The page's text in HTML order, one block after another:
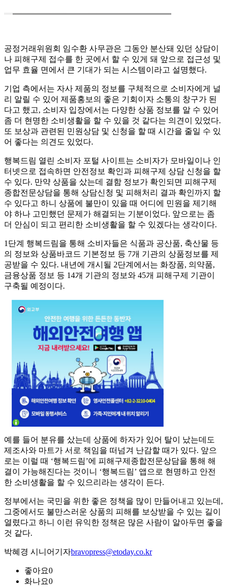
공정거래위원회 임수환 사무관은 그동안 분산돼 있던 상담이
나 피해구제 접수를 한 곳에서 할 수 있게 돼 앞으로 접근성 및
업무 효율 면에서 큰 기대가 되는 시스템이라고 설명했다.
기업 측에서는 자사 제품의 정보를 구체적으로 소비자에게 널
리 알릴 수 있어 제품홍보의 좋은 기회이자 소통의 창구가 된
다고 했고, 소비자 입장에서는 다양한 상품 정보를 알 수 있어
좀 더 현명한 소비생활을 할 수 있을 것 같다는 의견이 있었다.
또 보상과 관련된 민원상담 및 신청을 할 때 시간을 줄일 수 있
어 좋다는 의견도 있었다.
행복드림 열린 소비자 포털 사이트는 소비자가 모바일이나 인
터넷으로 접속하면 안전정보 확인과 피해구제 상담 신청을 할
수 있다. 만약 상품을 샀는데 결함 정보가 확인되면 피해구제
종합전문상담을 통해 상담신청 및 피해처리 결과 확인까지 할
수 있다고 하니 상품에 불만이 있을 때 어디에 민원을 제기해
야 하나 고민했던 문제가 해결되는 기분이었다. 앞으로는 좀
더 안심이 되고 편리한 소비생활을 할 수 있겠다는 생각이다.
1단계 행복드림을 통해 소비자들은 식품과 공산품, 축산물 등
의 정보와 상품바코드 기본정보 등 7개 기관의 상품정보를 제
공받을 수 있다. 내년에 개시될 2단계에서는 화장품, 의약품,
금융상품 정보 등 14개 기관의 정보와 45개 피해구제 기관이
구축될 예정이다.
예를 들어 분유를 샀는데 상품에 하자가 있어 탈이 났는데도
제조사와 마트가 서로 책임을 떠넘겨 난감할 때가 있다. 앞으
로는 이럴 때 ‘행복드림’에 피해구제종합전문상담을 통해 해
결이 가능해진다는 것이니 ‘행복드림’ 앱으로 현명하고 안전
한 소비생활을 할 수 있으리라는 생각이 든다.
정부에서는 국민을 위한 좋은 정책을 많이 만들어내고 있는데,
그중에서도 불만스러운 상품의 피해를 보상받을 수 있는 길이
열렸다고 하니 이런 유익한 정책은 많은 사람이 알아두면 좋을
것 같다.
박혜경 시니어기자bravopress@etoday.co.kr
좋아요0
화나요0